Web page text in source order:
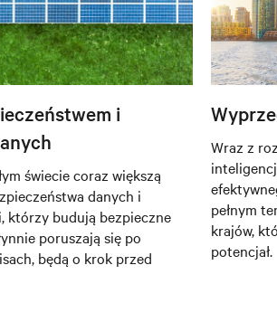
i
świecie coraz większą
danych i
którzy budują bezpieczne
poruszają się po
będą o krok przed
Wraz z
pełnym
krajów,
potencjał.